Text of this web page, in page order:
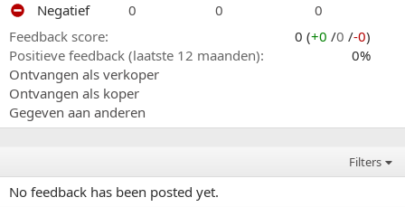
Negatief
0 0
0
Feedback score
0 (+0 /0 /-0)
Positieve feedback (laatste 12 maanden)
0%
Ontvangen als verkoper
Ontvangen als koper
Gegeven aan anderen
Filters
No feedback has been posted yet.